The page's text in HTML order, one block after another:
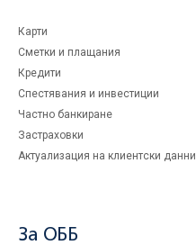
Карти
Сметки и плащания
Кредити
Спестявания и инвестиции
Частно банкиране
Застраховки
Актуализация на клиентски данни
За ОББ